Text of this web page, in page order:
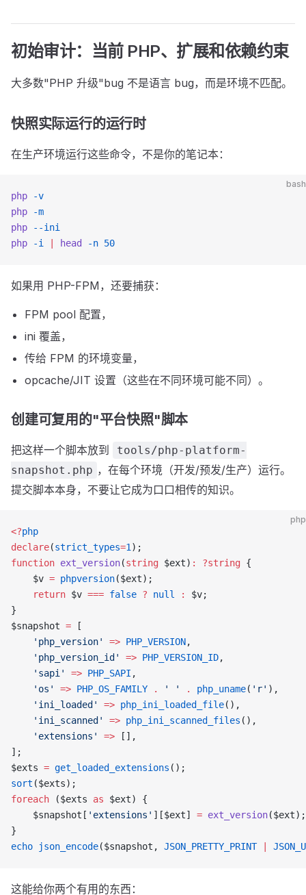
初始审计：当前 PHP、扩展和依赖约束
大多数"PHP 升级"bug 不是语言 bug，而是环境不匹配。
快照实际运行的运行时
在生产环境运行这些命令，不是你的笔记本：
bash
php -v
php -m
php --ini
php -i head -n 50
如果用 PHP-FPM，还要捕获：
FPM pool 配置，
ini 覆盖，
传给 FPM 的环境变量，
opcache/JIT 设置（这些在不同环境可能不同）。
创建可复用的"平台快照"脚本
把这样一个脚本放到
tools/php-platform-
snapshot.php ，在每个环境（开发/预发/生产）运行。
提交脚本本身，不要让它成为口口相传的知识。
php
<?php
declare(strict_types=1 );
function ext_version(string $ext) : ?string {
    $v
= phpversion($ext);
    return
$v === false ? null :
$v;
}
$snapshot = [
    'php_version'
=> PHP_VERSION,
    'php_version_id'
=> PHP_VERSION_ID,
    'sapi'
=> PHP_SAPI ,
    'os'
=> PHP_OS_FAMILY . ' ' . php_uname( 'r' ),
    'ini_loaded'
=> php_ini_loaded_file(),
    'ini_scanned'
=> php_ini_scanned_files (),
    'extensions'
=> [],
];
$exts = get_loaded_extensions ();
sort ($exts);
foreach ($exts as $ext) {
    $snapshot[
'extensions' ][$ext] = ext_version($ext);
}
echo json_encode($snapshot, JSON_PRETTY_PRINT |
这能给你两个有用的东西：